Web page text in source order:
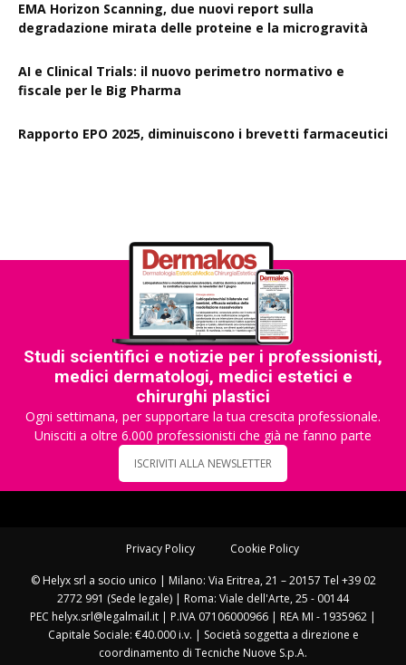
EMA Horizon Scanning, due nuovi report sulla
degradazione mirata delle proteine e la microgravità
AI e Clinical Trials: il nuovo perimetro normativo e
fiscale per le Big Pharma
Rapporto EPO 2025, diminuiscono i brevetti farmaceutici
Studi scientifici e notizie per i professionisti,
medici dermatologi, medici estetici e
chirurghi plastici
Ogni settimana, per supportare la tua crescita professionale.
Unisciti a oltre 6.000 professionisti che già ne fanno parte
ISCRIVITI ALLA NEWSLETTER
Privacy Policy Cookie Policy
© Helyx srl a socio unico | Milano: Via Eritrea, 21 – 20157 Tel +39 02
2772 991 (Sede legale) | Roma: Viale dell'Arte, 25 - 00144
PEC helyx.srl@legalmail.it | P.IVA 07106000966 | REA MI - 1935962 |
Capitale Sociale: €40.000 i.v. | Società soggetta a direzione e
coordinamento di Tecniche Nuove S.p.A.